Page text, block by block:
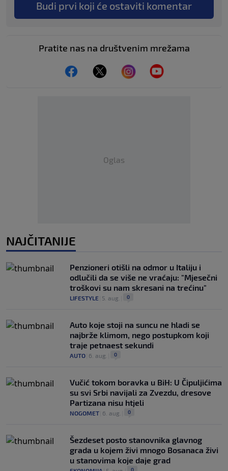
Budi prvi koji će ostaviti komentar
Pratite nas na društvenim mrežama
Oglas
NAJČITANIJE
Penzioneri otišli na odmor u Italiju i
odlučili da se više ne vraćaju: "Mjesečni
troškovi su nam skresani na trećinu"
LIFESTYLE 5. aug. 0
Auto koje stoji na suncu ne hladi se
najbrže klimom, nego postupkom koji
traje petnaest sekundi
AUTO 6. aug. 0
Vučić tokom boravka u BiH: U Čipuljićima
su svi Srbi navijali za Zvezdu, dresove
Partizana nisu htjeli
NOGOMET 6. aug. 0
Šezdeset posto stanovnika glavnog
grada u kojem živi mnogo Bosanaca živi
u stanovima koje daje grad
0